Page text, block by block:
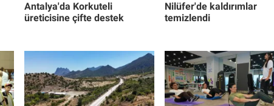
Antalya'da Korkuteli
üreticisine çifte destek
Nilüfer'de kaldırımlar
temizlendi